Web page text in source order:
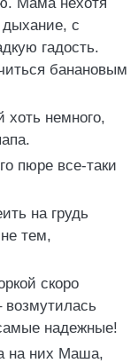
дыхание, с
гадость.
банановым
хоть немного,
пюре все-таки
на грудь
тем,
скоро
возмутилась
надежные!
на них Маша,